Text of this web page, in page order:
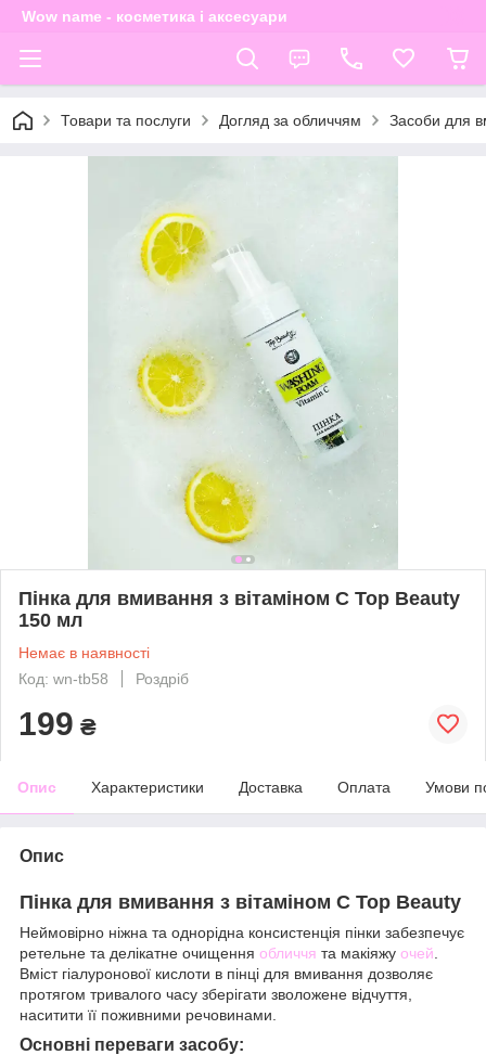
Wow name - косметика і аксесуари
Товари та послуги Догляд за обличчям Засоби для
Пінка для вмивання з вітаміном C Top Beauty
150 мл
Немає в наявності
Код: wn-tb58
Роздріб
199 ₴
Опис Характеристики Доставка Оплата Умови
Опис
Пінка для вмивання з вітаміном C Top Beauty
Неймовірно ніжна та однорідна консистенція пінки забезпечує
ретельне та делікатне очищення обличчя та макіяжу очей
Вміст гіалуронової кислоти в пінці для вмивання дозволяє
протягом тривалого часу зберігати зволожене відчуття,
наситити її поживними речовинами.
Основні переваги засобу: